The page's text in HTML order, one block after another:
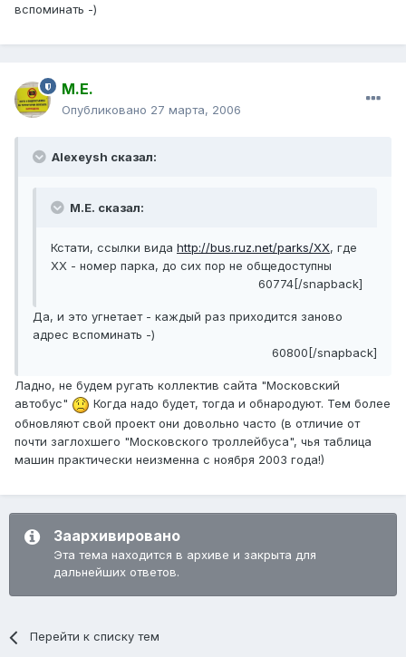
вспоминать -)
М.Е.
Опубликовано 27 марта, 2006
Alexeysh сказал:
М.Е. сказал:
Кстати, ссылки вида http://bus.ruz.net/parks/XX, где
XX - номер парка, до сих пор не общедоступны
60774[/snapback]
Да, и это угнетает - каждый раз приходится заново
адрес вспоминать -)
60800[/snapback]
Ладно, не будем ругать коллектив сайта "Московский
автобус"
Когда надо будет, тогда и обнародуют. Тем более
обновляют свой проект они довольно часто (в отличие от
почти заглохшего "Московского троллейбуса", чья таблица
машин практически неизменна с ноября 2003 года!)
Заархивировано
Эта тема находится в архиве и закрыта для
дальнейших ответов.
Перейти к списку тем